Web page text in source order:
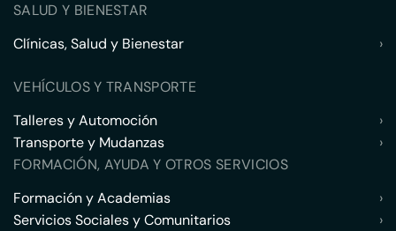
SALUD Y BIENESTAR
Clínicas, Salud y Bienestar
›
VEHÍCULOS Y TRANSPORTE
Talleres y Automoción
›
Transporte y Mudanzas
›
FORMACIÓN, AYUDA Y OTROS SERVICIOS
Formación y Academias
›
Servicios Sociales y Comunitarios
›